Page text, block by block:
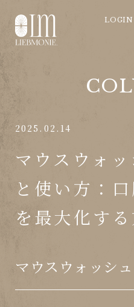
2025.02.14
マウスウォ
と使い方：
を最大化す
マウスウォッシ